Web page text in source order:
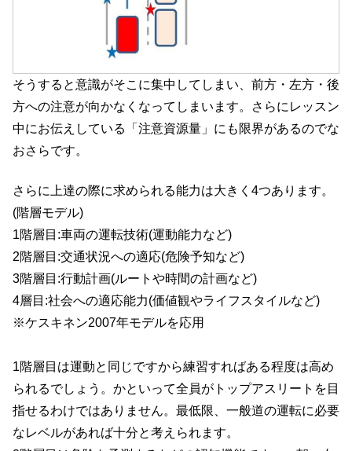
そうすると意識がそこに集中してしまい、前方・左方・後
方への注意が向かなくなってしまいます。さらにレッスン
中にお伝えしている「注意資源量」にも限界があるのでな
おさらです。
さらに上達の際に求められる能力は大きく4つあります。
(階層モデル)
1階層目:車両の運転技術(運動能力など)
2階層目:交通状況への適応(危険予知など)
3階層目:行動計画(ルートや時間の計画など)
4層目:社会への適応能力(価値観やライフスタイルなど)
※ケスキネン2007年モデルを応用
1階層目は運動と同じですから練習すればある程度は高め
られるでしょう。かといって全員がトップアスリートを目
指せるわけではありません。最低限、一般道の運転に必要
なレベルがあれば十分と考えられます。